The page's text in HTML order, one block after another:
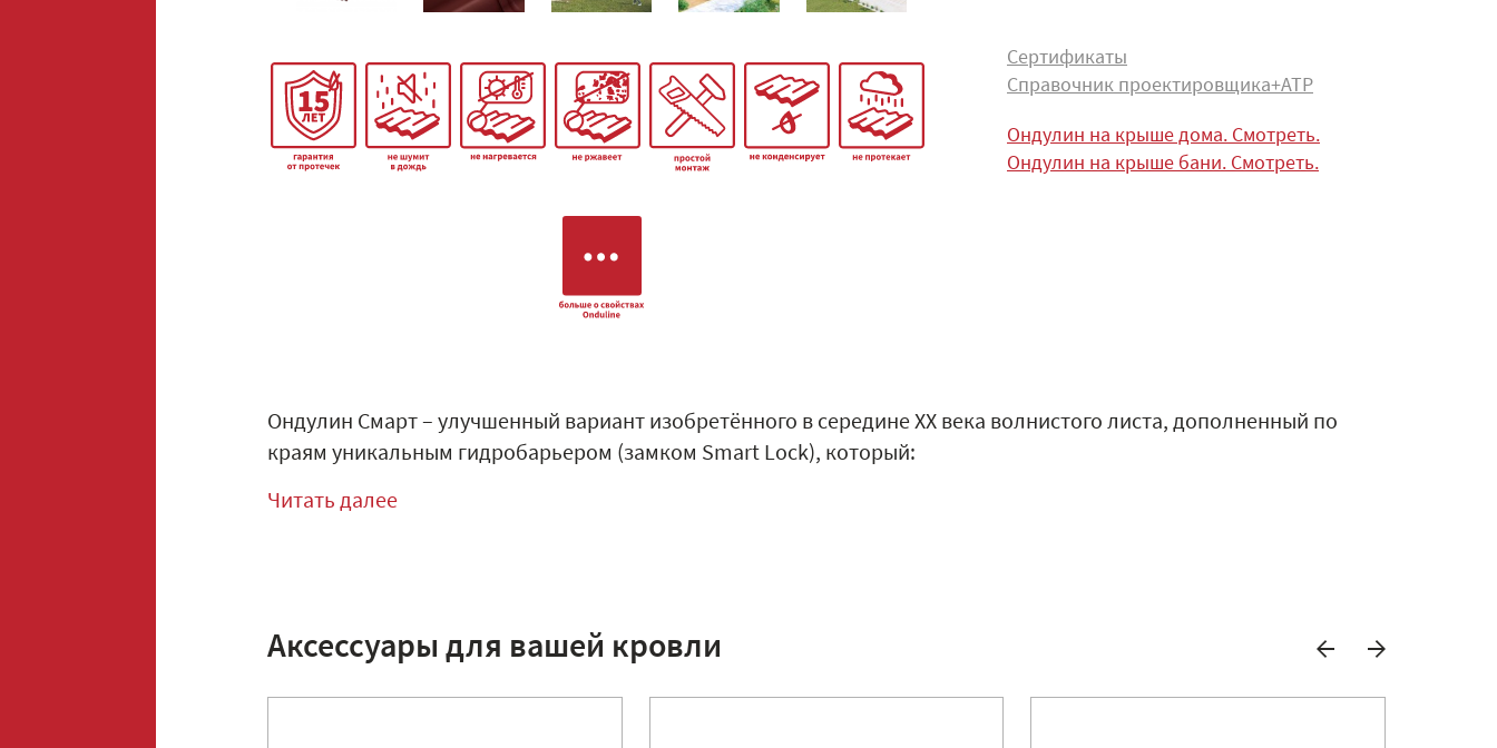
Сертификаты
Справочник проектировщика+АТР
Ондулин на крыше дома. Смотреть.
Ондулин на крыше бани. Смотреть.
Ондулин Смарт – улучшенный вариант изобретённого в середине XX века волнистого листа, дополненный по
краям уникальным гидробарьером (замком Smart Lock), который:
Читать далее
Аксессуары для вашей кровли